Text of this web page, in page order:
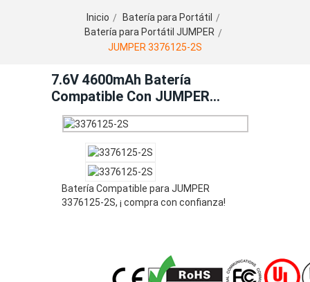
Inicio
Batería para Portátil
Batería para Portátil JUMPER
JUMPER 3376125-2S
7.6V 4600mAh Batería
Compatible Con JUMPER
3376125-2S
Batería Compatible para JUMPER
3376125-2S, ¡ compra con confianza!